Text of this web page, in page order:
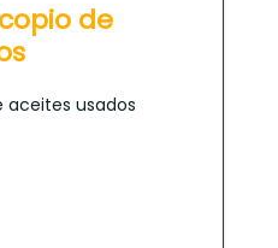
de
aceites usados